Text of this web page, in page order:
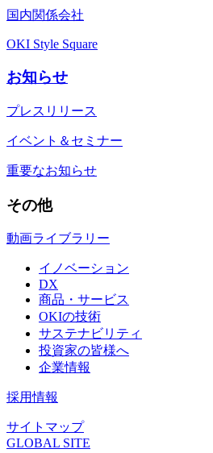
国内関係会社
OKI Style Square
お知らせ
プレスリリース
イベント＆セミナー
重要なお知らせ
その他
動画ライブラリー
イノベーション
DX
商品・サービス
OKIの技術
サステナビリティ
投資家の皆様へ
企業情報
採用情報
サイトマップ
GLOBAL SITE